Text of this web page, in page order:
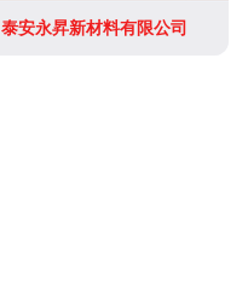
泰安永昇新材料有限公司